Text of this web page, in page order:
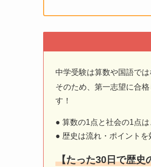
中学受験は算数や国語では
そのため、第一志望に合格
す！
● 算数の1点と社会の1点
● 歴史は流れ・ポイントを
【たった30日で歴史